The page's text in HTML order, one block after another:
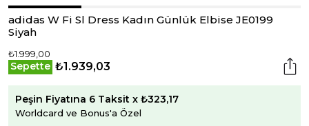
adidas W Fi Sl Dress Kadın Günlük Elbise JE0199
Siyah
₺1.999,00
Sepette ₺1.939,03
Peşin Fiyatına 6 Taksit x ₺323,17
Worldcard ve Bonus'a Özel